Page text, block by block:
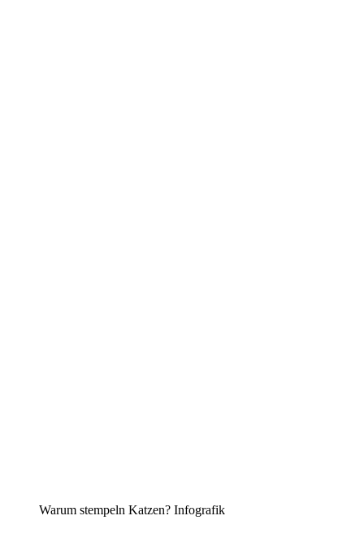
Warum stempeln Katzen? Infografik